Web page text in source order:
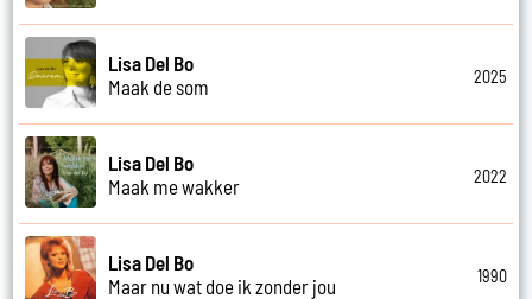
Lisa Del Bo
Maak de som
2025
Lisa Del Bo
Maak me wakker
2022
Lisa Del Bo
Maar nu wat doe ik zonder jou
1990